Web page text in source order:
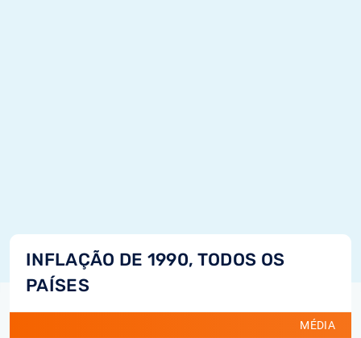
INFLAÇÃO DE 1990, TODOS OS
PAÍSES
MÉDIA